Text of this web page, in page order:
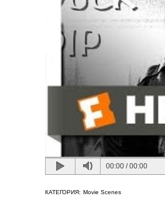
00:00 /00:00
КАТЕГОРИЯ: Movie Scenes